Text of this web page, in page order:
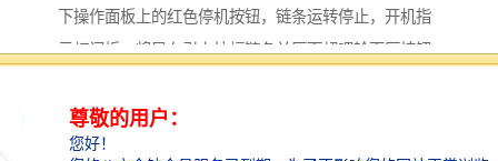
下操作面板上的红色停机按钮，链条运转停止，开机指
示灯闪烁。将导布引上拉幅链条并压下超喂轮下压按钮
各部位马达至”1″。升起倒浆槽，打上轧车压力，打开操
作台各部位马达(除上针保护按钮以外)，点击进布机构